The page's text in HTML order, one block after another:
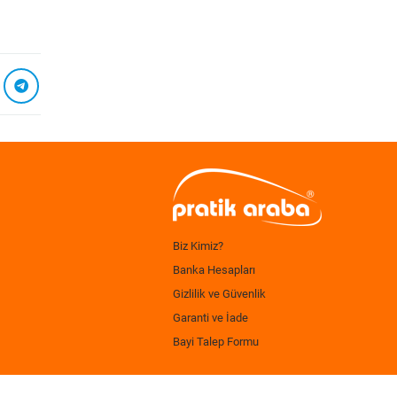
Biz Kimiz?
Banka Hesapları
Gizlilik ve Güvenlik
Garanti ve İade
Bayi Talep Formu